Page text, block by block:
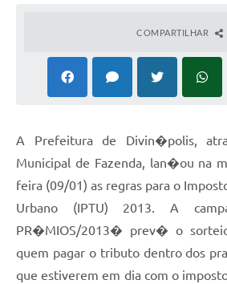
COMPARTILHAR
A Prefeitura de Divin�polis,
Municipal de Fazenda, lan�ou na
feira (09/01) as regras para o
Urbano (IPTU) 2013. A
PR�MIOS/2013� prev� o
quem pagar o tributo dentro dos
que estiverem em dia com o